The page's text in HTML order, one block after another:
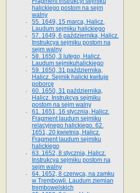
halickiego postom na sejm
walny
55. 1649, 15 marca, Halicz.
Laudum sejmiku halickiego
57. 1649, 6 października, Halicz.
Instrukcya sejmiku postom na
sejm walny
58. 1650, 3 lutego, Halicz.
Laudum sejmikuhalickiego
59. 1650, 31 października,
Halicz. Sejmik halicki kwituje
poborcę
60. 1650, 31 października,
Halicz. Instrukcya sejmiku
postom na sejm walny
61. 1651, 16 stycznia, Halicz.
Fragment laudum sejmiku
relacyjnego halickiego. 62.
1651, 20 kwietnia, Halicz.
Fragment laudum sejmiku
halickiego
63. 1652, 8 stycznia, Halicz.
Instrukcya sejmiku postom na
sejm walny
64. 1652, 8 czerwca, na zamku
w Trembowli. Laudum ziemian
trembowelskich